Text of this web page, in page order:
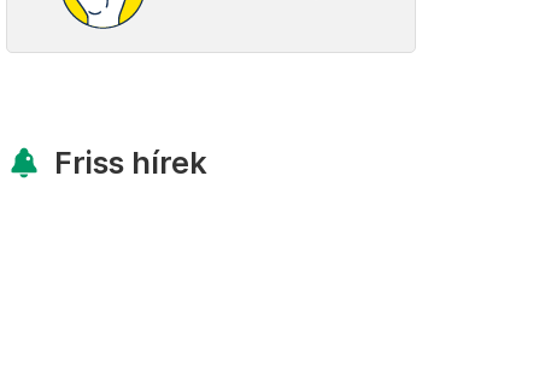
Friss hírek